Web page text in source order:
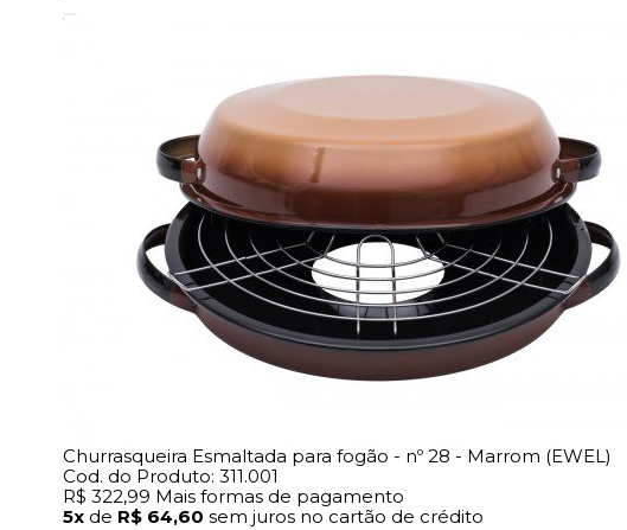
Churrasqueira Esmaltada para fogão - nº 28 - Marrom (EWEL)
Cod. do Produto: 311.001
R$ 322,99 Mais formas de pagamento
5x de R$ 64,60 sem juros no cartão de crédito